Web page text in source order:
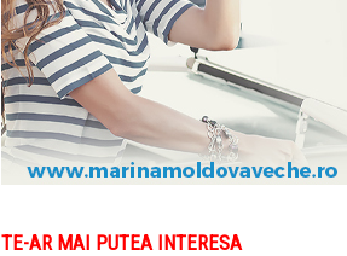
TE-AR MAI PUTEA INTERESA